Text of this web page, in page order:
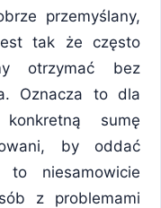
przemyślany,
tak że często
otrzymać bez
Oznacza to dla
sumę
by oddać
niesamowicie
z problemami